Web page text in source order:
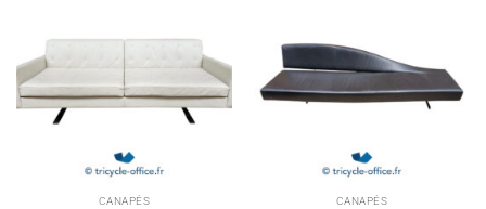
CANAPÉS CANAPÉS